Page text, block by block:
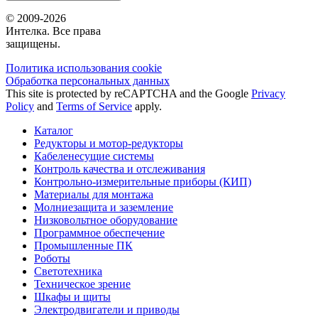
© 2009-2026
Интелка. Все права
защищены.
Политика использования сookie
Обработка персональных данных
This site is protected by reCAPTCHA and the Google Privacy
Policy and Terms of Service apply.
Каталог
Редукторы и мотор-редукторы
Кабеленесущие системы
Контроль качества и отслеживания
Контрольно-измерительные приборы (КИП)
Материалы для монтажа
Молниезащита и заземление
Низковольтное оборудование
Программное обеспечение
Промышленные ПК
Роботы
Светотехника
Техническое зрение
Шкафы и щиты
Электродвигатели и приводы